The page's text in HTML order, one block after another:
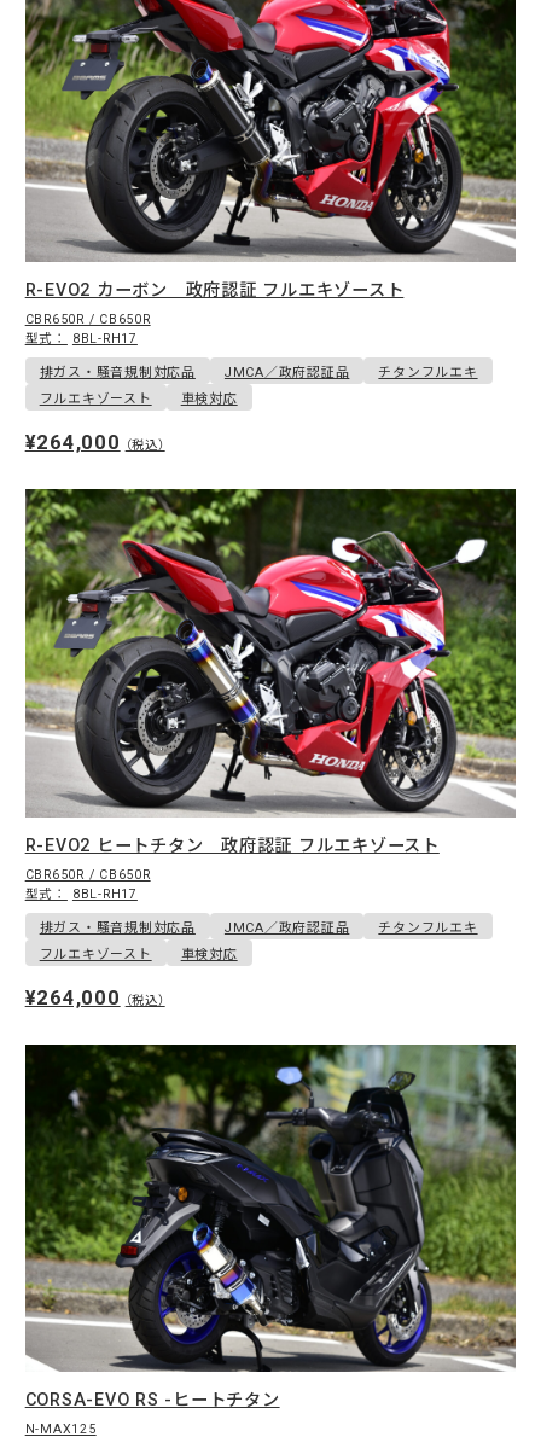
R-EVO2 カーボン 政府認証 フルエキゾースト
CBR650R / CB650R
型式：
8BL-RH17
排ガス・騒音規制対応品 JMCA／政府認証品
チタンフルエキ
フルエキゾースト
車検対応
¥264,000 （税込）
R-EVO2 ヒートチタン 政府認証 フルエキゾースト
CBR650R / CB650R
型式：
8BL-RH17
排ガス・騒音規制対応品 JMCA／政府認証品
チタンフルエキ
フルエキゾースト
車検対応
¥264,000 （税込）
CORSA-EVO RS -ヒートチタン
N-MAX125